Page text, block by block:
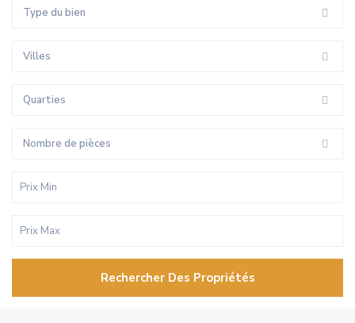
Type du bien
Villes
Quarties
Nombre de pièces
Rechercher Des Propriétés